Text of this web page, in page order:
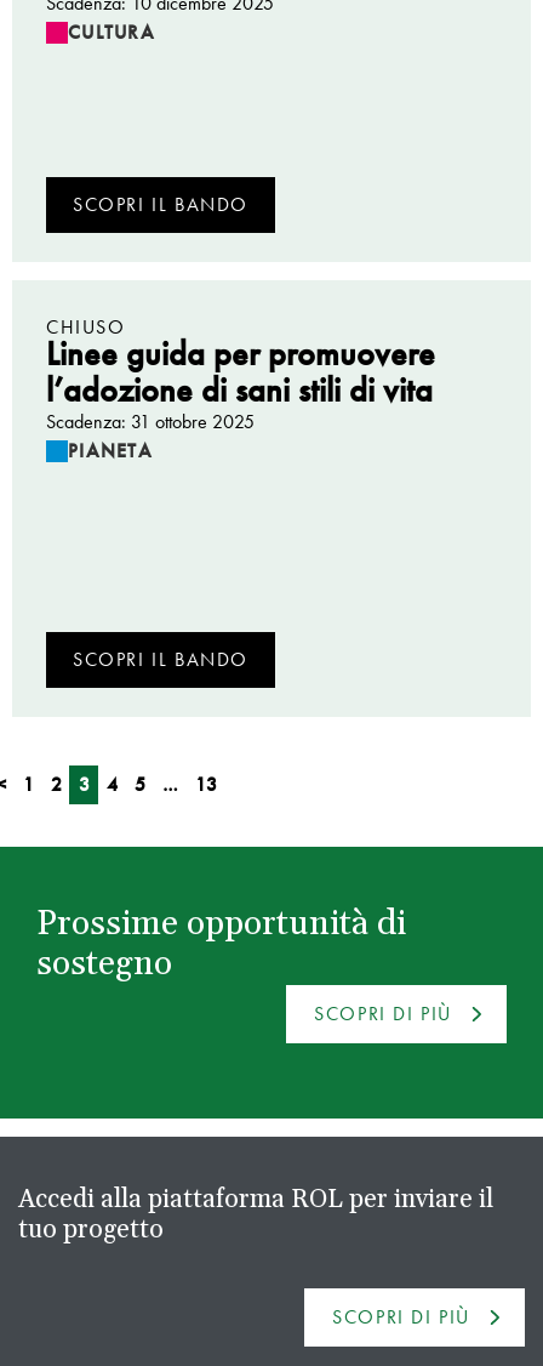
CULTURA
SCOPRI IL BANDO
CHIUSO
Linee guida per promuovere
l’adozione di sani stili di vita
Scadenza: 31 ottobre 2025
PIANETA
SCOPRI IL BANDO
1 2 3 4 5 … 13
Prossime opportunità di
sostegno
SCOPRI DI PIÙ
Accedi alla piattaforma ROL per inviare il
tuo progetto
SCOPRI DI PIÙ